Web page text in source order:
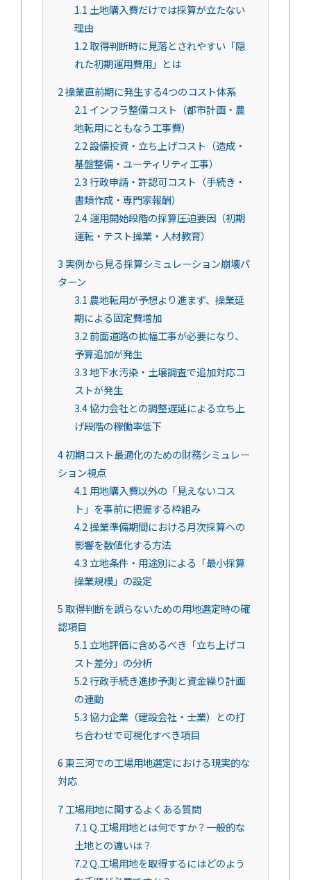
1.1 土地購入費だけでは採算が立たない
理由
1.2取得判断時に見落とされやすい「隠
れた初期運用費用」とは
2操業直前期に発生する4つのコスト体系
2.1 インフラ整備コスト（都市計画・農
地転用にともなう工事費）
2.2設備投資・立ち上げコスト（造成・
基盤整備・ユーティリティ工事）
2.3行政申請・許認可コスト（手続き・
書類作成・専門家報酬）
2.4運用開始段階の採算圧迫要因（初期
運転・テスト操業・人材教育）
3 実例から見る採算シミュレーション崩壊パ
ターン
3.1 農地転用が予想より進まず、操業延
期による固定費増加
3.2前面道路の拡幅工事が必要になり、
予算追加が発生
3.3地下水汚染・土壌調査で追加対応コ
ストが発生
3.4協力会社との調整遅延による立ち上
げ段階の稼働率低下
4初期コスト最適化のための財務シミュレー
ション視点
4.1 用地購入費以外の「見えないコス
ト」を事前に把握する枠組み
4.2操業準備期間における月次採算への
影響を数値化する方法
4.3 立地条件・用途別による「最小採算
操業規模」の設定
5取得判断を誤らないための用地選定時の確
認項目
5.1 立地評価に含めるべき「立ち上げコ
スト差分」の分析
5.2行政手続き進捗予測と資金繰り計画
の連動
5.3協力企業（建設会社・士業）との打
ち合わせで可視化すべき項目
6東三河での工場用地選定における現実的な
対応
7工場用地に関するよくある質問
7.1Q.工場用地とは何ですか？一般的な
土地との違いは？
7.2Q.工場用地を取得するにはどのよう